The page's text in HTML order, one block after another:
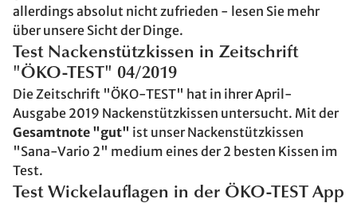
allerdings absolut nicht zufrieden - lesen Sie mehr
über unsere Sicht der Dinge.
Test Nackenstützkissen in Zeitschrift
"ÖKO-TEST" 04/2019
Die Zeitschrift "ÖKO-TEST" hat in ihrer April-
Ausgabe 2019 Nackenstützkissen untersucht. Mit der
Gesamtnote "gut" ist unser Nackenstützkissen
"Sana-Vario 2" medium eines der 2 besten Kissen im
Test.
Test Wickelauflagen in der ÖKO-TEST App